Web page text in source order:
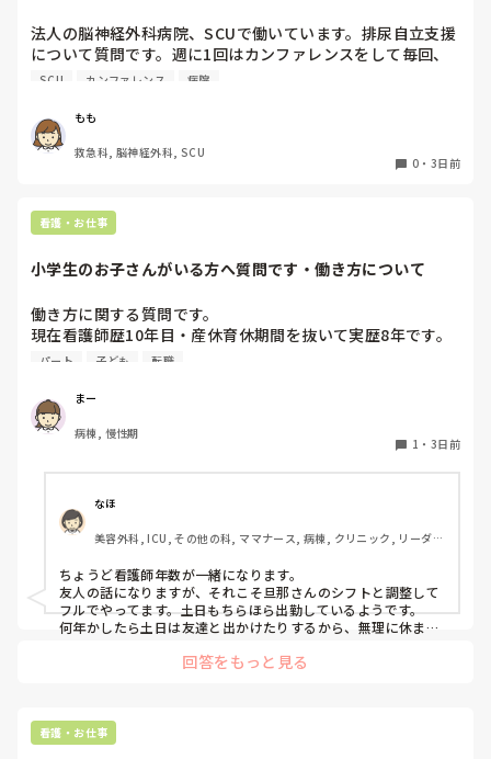
法人の脳神経外科病院、SCUで働いています。排尿自立支援
について質問です。週に1回はカンファレンスをして毎回、
留置カテーテルの入っている人と抜去された人全員の計画書
導入する前よりは早期抜去につながっているかな、というく
らいではっきり言って加算のためだけにやってる感じです…
どこの病院もそうなのでしょうか？もっといい支援につなが
い！
SCU カンファレンス 病院
もも
救急科, 脳神経外科, SCU
0 ・ 3日前
看護・お仕事
小学生のお子さんがいる方へ質問です・働き方について
働き方に関する質問です。
現在看護師歴10年目・産休育休期間を抜いて実歴8年です。
今後の働き方について悩んでいます。
再来年から子どもが小学生になります。
小1の壁(帰りが早い・土曜が休み)に備えて、
日勤9〜17時のフルタイム正社員から週4パート勤務9〜16時
ます。
正社員だと毎週土曜はほぼ出勤、日曜もシフト次第で出勤で
す。ただボーナスは手放したくない…。
さすがに1人でお留守番はできないので、同じくシフトの夫
と相談しながら頑張るか、低学年のうちはパートにするか。
小学生のお子さんがいる看護師さん、働き方はどうされてま
すか？
パート 子ども 転職
まー
病棟, 慢性期
1 ・ 3日前
なほ
美容外科, ICU, その他の科, ママナース, 病棟, クリニック, リーダ
ちょうど看護師年数が一緒になります。
友人の話になりますが、それこそ旦那さんのシフトと調整して
フルでやってます。土日もちらほら出勤しているようです。
何年かしたら土日は友達と出かけたりするから、無理に休まな
回答をもっと見る
看護・お仕事